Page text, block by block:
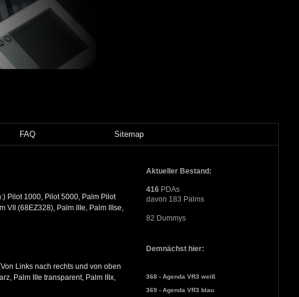
FAQ Sitemap
Aktueller Bestand:
416PDAs
davon 183 Palms
82 Dummys
Demnächst hier:
368 - Agenda VR3 weiß
369 - Agenda VR3 blau
Pilot 1000, Pilot 5000, Palm Pilot
VII (68EZ328), Palm IIIe, Palm IIIse,
Links nach rechts und von oben
Palm IIIe transparent, Palm IIIx,